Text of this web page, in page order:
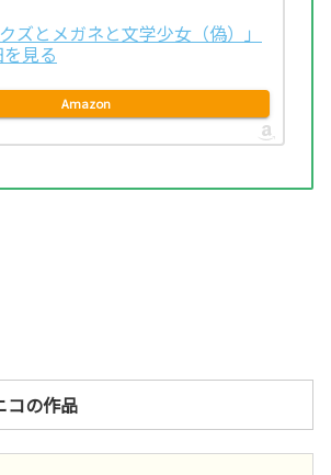
ズとメガネと文学少女（偽）」
見る
Amazon
コの作品